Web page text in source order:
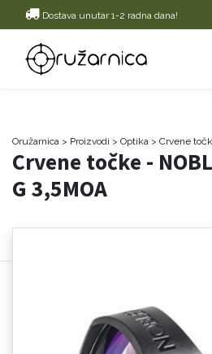
Dostava unutar 1-2 radna dana!
Oružarnica > Proizvodi > Optika > Crvene
Crvene točke -
G 3,5MOA